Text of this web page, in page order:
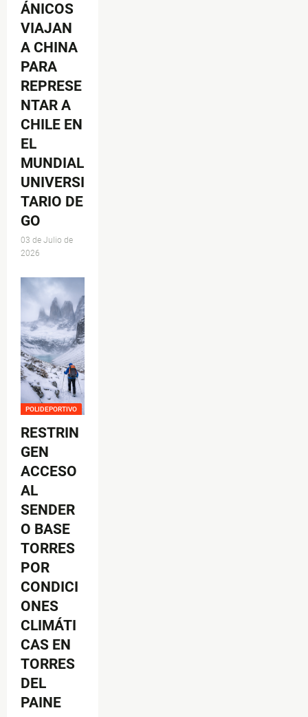
ÁNICOS
VIAJAN
A CHINA
PARA
REPRESE
NTAR A
CHILE EN
EL
MUNDIAL
UNIVERSI
TARIO DE
GO
03 de Julio de
2026
POLIDEPORTIVO
RESTRIN
GEN
ACCESO
AL
SENDER
O BASE
TORRES
POR
CONDICI
ONES
CLIMÁTI
CAS EN
TORRES
DEL
PAINE